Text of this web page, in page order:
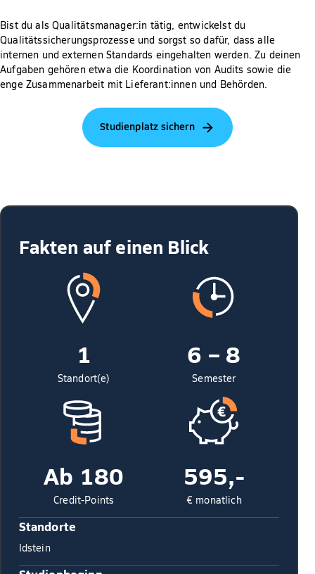
Bist du als Qualitätsmanager:in tätig, entwickelst du
Qualitätssicherungsprozesse und sorgst so dafür, dass alle
internen und externen Standards eingehalten werden. Zu deinen
Aufgaben gehören etwa die Koordination von Audits sowie die
enge Zusammenarbeit mit Lieferant:innen und Behörden.
Studienplatz sichern
Fakten auf einen Blick
1
Standort(e)
6 – 8
Semester
Ab 180
Credit-Points
595,-
€ monatlich
Standorte
Idstein